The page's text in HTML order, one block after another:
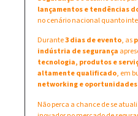
lançamentos e tendências
no cenário nacional quanto
Durante3 dias de evento, as
indústria de segurança
tecnologia, produtos e
altamente qualificado, em
networking e oportunidades
Não perca a chance de se